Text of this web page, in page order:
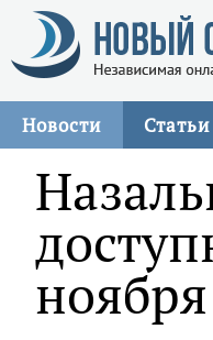
Новости Статьи
ноября